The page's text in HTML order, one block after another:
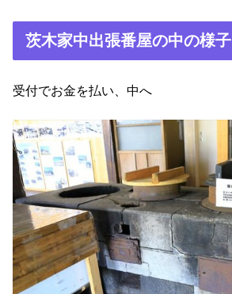
茨木家中出張番屋の中の様子
受付でお金を払い、中へ